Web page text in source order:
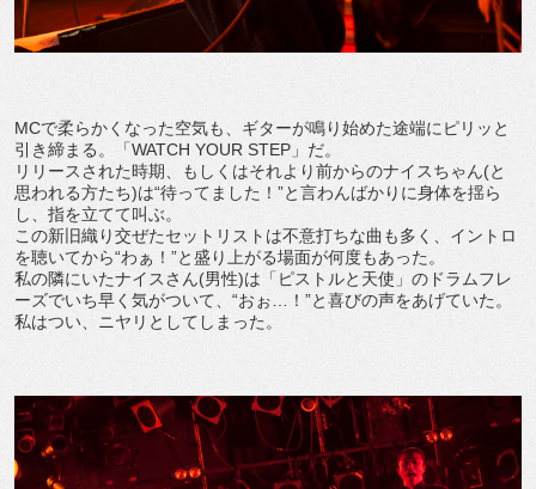
MCで柔らかくなった空気も、ギターが鳴り始めた途端にピリッと
引き締まる。「WATCH YOUR STEP」だ。
リリースされた時期、もしくはそれより前からのナイスちゃん(と
思われる方たち)は“待ってました！”と言わんばかりに身体を揺ら
し、指を立てて叫ぶ。
この新旧織り交ぜたセットリストは不意打ちな曲も多く、イントロ
を聴いてから“わぁ！”と盛り上がる場面が何度もあった。
私の隣にいたナイスさん(男性)は「ピストルと天使」のドラムフレ
ーズでいち早く気がついて、“おぉ…！”と喜びの声をあげていた。
私はつい、ニヤリとしてしまった。